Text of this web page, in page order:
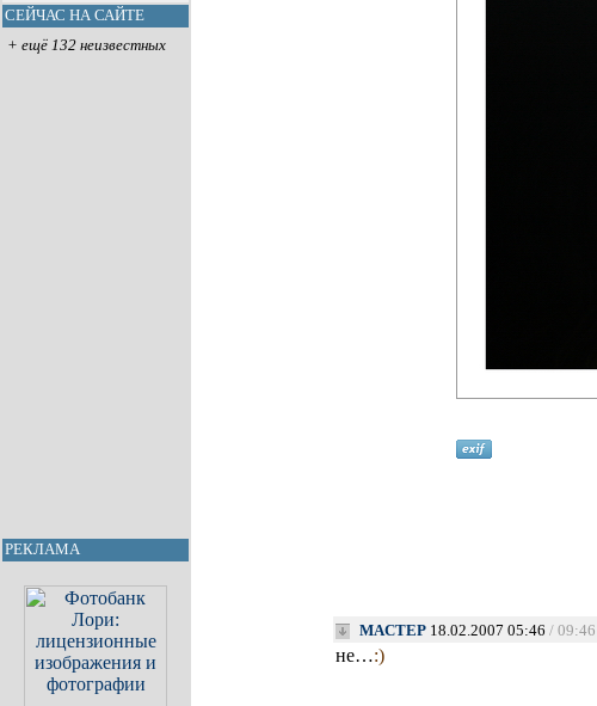
СЕЙЧАС НА САЙТЕ
+ ещё 132 неизвестных
РЕКЛАМА
MACTEP18.02.2007 05:46 / 09:46
не…:)